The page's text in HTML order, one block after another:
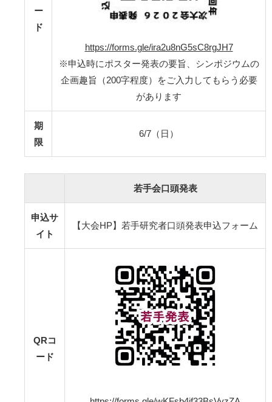
ー
ド
https://forms.gle/ira2u8nG5sC8rgJH7
※申込時にポスター発表の要旨、シンポジウムの
企画趣旨（200字程度）をご入力してもらう必要
があります
期
限
6/7（日）
若手会口頭発表
申込サ
イト
【大会HP】若手研究者口頭発表申込フォーム
QRコ
ード